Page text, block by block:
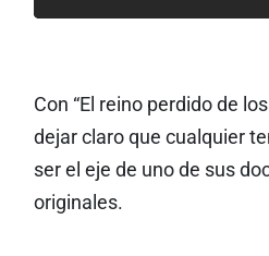
Con “El reino perdido de
dejar claro que cualquier
ser el eje de uno de sus
originales.